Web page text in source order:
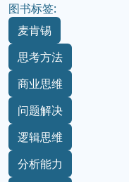
图书标签:
麦肯锡
思考方法
商业思维
问题解决
逻辑思维
分析能力